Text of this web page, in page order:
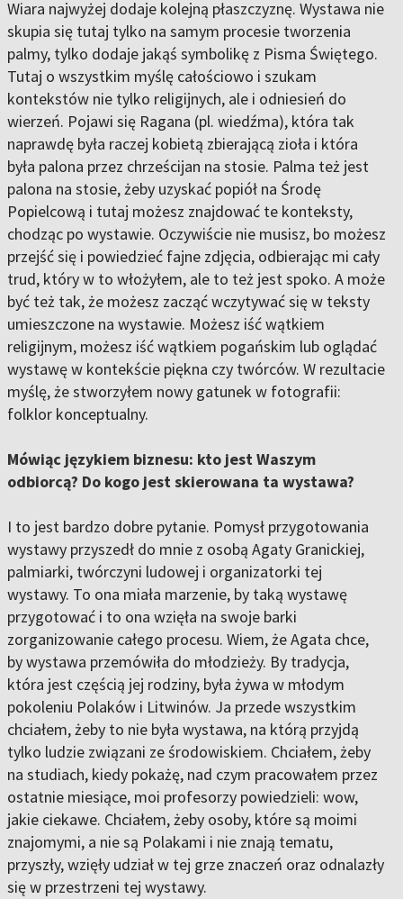
Wiara najwyżej dodaje kolejną płaszczyznę. Wystawa nie
skupia się tutaj tylko na samym procesie tworzenia
palmy, tylko dodaje jakąś symbolikę z Pisma Świętego.
Tutaj o wszystkim myślę całościowo i szukam
kontekstów nie tylko religijnych, ale i odniesień do
wierzeń. Pojawi się Ragana (pl. wiedźma), która tak
naprawdę była raczej kobietą zbierającą zioła i która
była palona przez chrześcijan na stosie. Palma też jest
palona na stosie, żeby uzyskać popiół na Środę
Popielcową i tutaj możesz znajdować te konteksty,
chodząc po wystawie. Oczywiście nie musisz, bo możesz
przejść się i powiedzieć fajne zdjęcia, odbierając mi cały
trud, który w to włożyłem, ale to też jest spoko. A może
być też tak, że możesz zacząć wczytywać się w teksty
umieszczone na wystawie. Możesz iść wątkiem
religijnym, możesz iść wątkiem pogańskim lub oglądać
wystawę w kontekście piękna czy twórców. W rezultacie
myślę, że stworzyłem nowy gatunek w fotografii:
folklor konceptualny.
Mówiąc językiem biznesu: kto jest Waszym
odbiorcą? Do kogo jest skierowana ta wystawa?
I to jest bardzo dobre pytanie. Pomysł przygotowania
wystawy przyszedł do mnie z osobą Agaty Granickiej,
palmiarki, twórczyni ludowej i organizatorki tej
wystawy. To ona miała marzenie, by taką wystawę
przygotować i to ona wzięła na swoje barki
zorganizowanie całego procesu. Wiem, że Agata chce,
by wystawa przemówiła do młodzieży. By tradycja,
która jest częścią jej rodziny, była żywa w młodym
pokoleniu Polaków i Litwinów. Ja przede wszystkim
chciałem, żeby to nie była wystawa, na którą przyjdą
tylko ludzie związani ze środowiskiem. Chciałem, żeby
na studiach, kiedy pokażę, nad czym pracowałem przez
ostatnie miesiące, moi profesorzy powiedzieli: wow,
jakie ciekawe. Chciałem, żeby osoby, które są moimi
znajomymi, a nie są Polakami i nie znają tematu,
przyszły, wzięły udział w tej grze znaczeń oraz odnalazły
się w przestrzeni tej wystawy.